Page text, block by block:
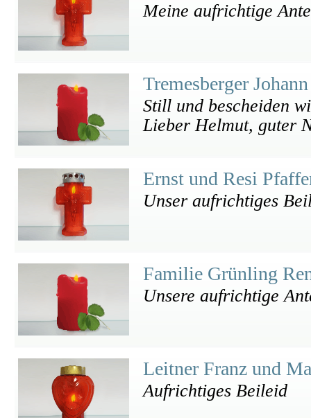
Meine aufrichtige
Tremesberger
Still und bescheiden
Lieber Helmut, guter
Ernst und Resi
Unser aufrichtiges
Familie Grünling
Unsere aufrichtige
Leitner Franz und
Aufrichtiges Beileid